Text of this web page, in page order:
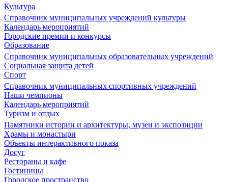
Культура
Справочник муниципальных учреждений культуры
Календарь мероприятий
Городские премии и конкурсы
Образование
Справочник муниципальных образовательных учреждений
Социальная защита детей
Спорт
Справочник муниципальных спортивных учреждений
Наши чемпионы
Календарь мероприятий
Туризм и отдых
Памятники истории и архитектуры, музеи и экспозиции
Храмы и монастыри
Объекты интерактивного показа
Досуг
Рестораны и кафе
Гостиницы
Городское пространство